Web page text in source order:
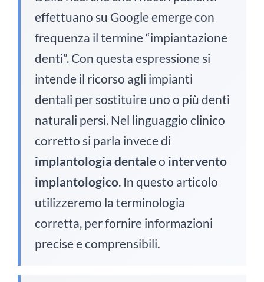
effettuano su Google emerge con
frequenza il termine“impiantazione
denti”. Con questa espressione si
intende il ricorso agli impianti
dentali per sostituire uno o più denti
naturali persi. Nel linguaggio clinico
corretto si parla invece di
implantologia dentaleo intervento
implantologico. In questo articolo
utilizzeremo la terminologia
corretta, per fornire informazioni
precise e comprensibili.